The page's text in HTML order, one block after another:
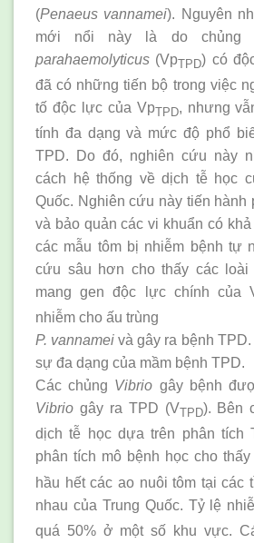
(Penaeus vannamei). Nguyên
mới nổi này là do chủng
parahaemolyticus (VpTPD) có
đã có những tiến bộ trong việc
tố độc lực của VpTPD, nhưng
tính đa dạng và mức độ phổ
TPD. Do đó, nghiên cứu này
cách hệ thống về dịch tễ học
Quốc. Nghiên cứu này tiến hành
và bảo quản các vi khuẩn có
các mẫu tôm bị nhiễm bệnh tự
cứu sâu hơn cho thấy các loài
mang gen độc lực chính của
nhiễm cho ấu trùng
P. vannamei và gây ra bệnh
sự đa dạng của mầm bệnh TPD.
Các chủng Vibrio gây bệnh
Vibrio gây ra TPD (VTPD). Bên
dịch tễ học dựa trên phân tích
phân tích mô bệnh học cho thấy
hầu hết các ao nuôi tôm tại các
nhau của Trung Quốc. Tỷ lệ
quá 50% ở một số khu vực.